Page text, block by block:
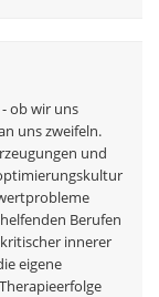
ob wir uns
uns zweifeln.
und
Berufen
innerer
eigene